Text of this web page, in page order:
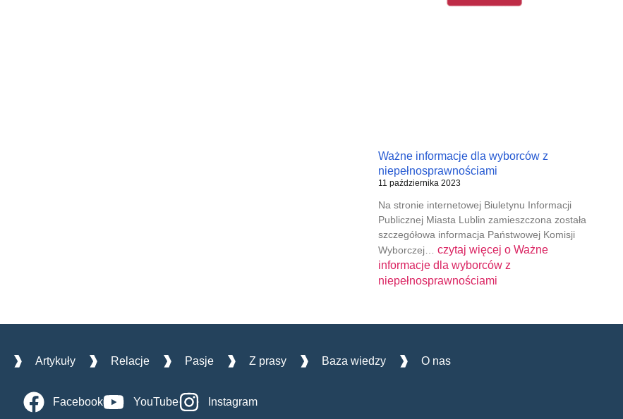
Ważne informacje dla wyborców z
niepełnosprawnościami
11 października 2023
Na stronie internetowej Biuletynu Informacji
Publicznej Miasta Lublin zamieszczona została
szczegółowa informacja Państwowej Komisji
Wyborczej… czytaj więcej oWażne
informacje dla wyborców z
niepełnosprawnościami
Artykuły Relacje Pasje Z prasy Baza wiedzy O nas
Facebook YouTube Instagram